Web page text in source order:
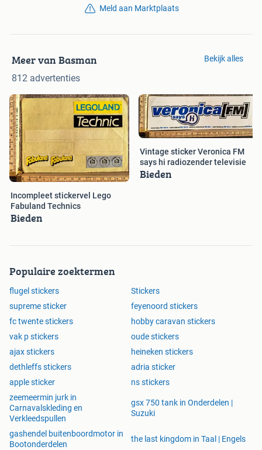
Meld aan Marktplaats
Meer van Basman
812 advertenties
Bekijk alles
Incompleet stickervel Lego
Fabuland Technics
Bieden
Vintage sticker Veronica FM
says hi radiozender televisie
Bieden
Populaire zoektermen
flugel stickers
Stickers
supreme sticker
feyenoord stickers
fc twente stickers
hobby caravan stickers
vak p stickers
oude stickers
ajax stickers
heineken stickers
dethleffs stickers
adria sticker
apple sticker
ns stickers
zeemeermin jurk in
Carnavalskleding en
Verkleedspullen
gsx 750 tank in Onderdelen |
Suzuki
gashendel buitenboordmotor in
Bootonderdelen
the last kingdom in Taal | Engels